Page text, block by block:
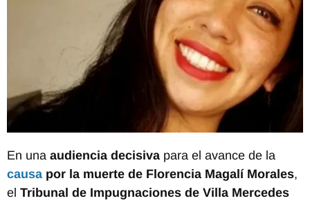
En una audiencia decisiva para el avance de la
causa por la muerte de Florencia Magalí Morales,
el Tribunal de Impugnaciones de Villa Mercedes